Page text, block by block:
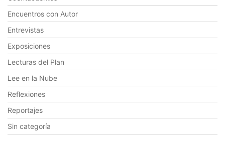
Encuentros con Autor
Entrevistas
Exposiciones
Lecturas del Plan
Lee en la Nube
Reflexiones
Reportajes
Sin categoría